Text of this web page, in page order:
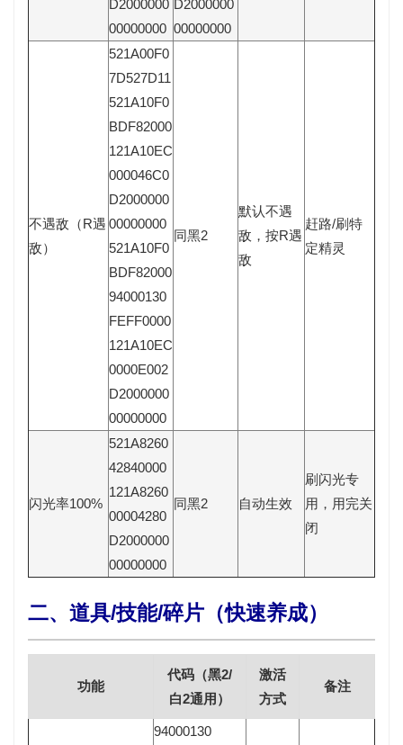
D2000000
00000000
D2000000
00000000
不遇敌（R遇
敌）
521A00F0
7D527D11
521A10F0
BDF82000
121A10EC
000046C0
D2000000
00000000
521A10F0
BDF82000
94000130
FEFF0000
121A10EC
0000E002
D2000000
00000000
同黑2
默认不遇
敌，按R遇
敌
赶路/刷特
定精灵
闪光率100%
521A8260
42840000
121A8260
00004280
D2000000
00000000
同黑2 自动生效
刷闪光专
用，用完关
闭
二、道具/技能/碎片（快速养成）
功能
代码（黑2/
白2通用）
激活
方式
备注
94000130